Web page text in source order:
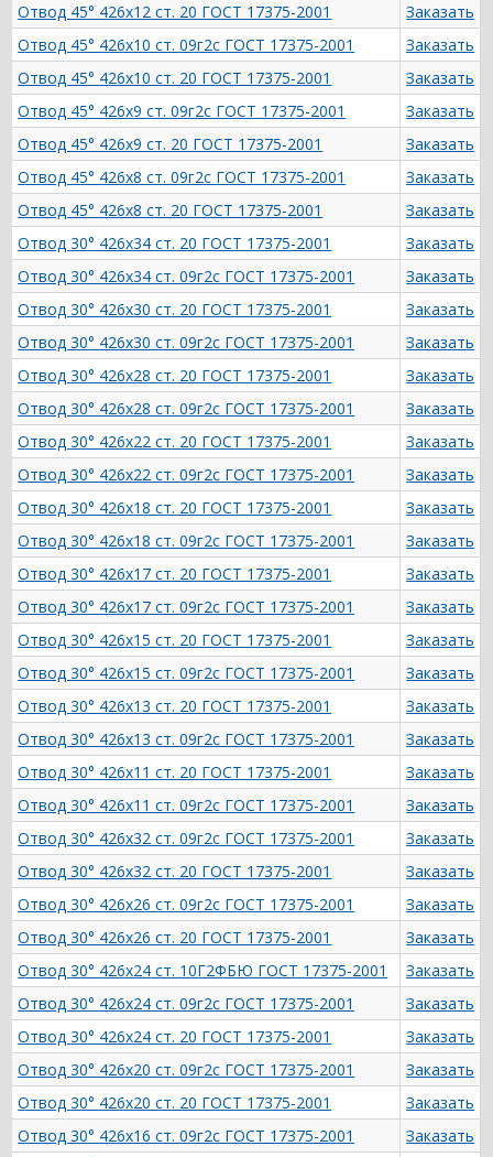
Отвод 45° 426х12 ст. 20 ГОСТ 17375-2001
Заказать
Отвод 45° 426х10 ст. 09г2с ГОСТ 17375-2001
Заказать
Отвод 45° 426х10 ст. 20 ГОСТ 17375-2001
Заказать
Отвод 45° 426х9 ст. 09г2с ГОСТ 17375-2001
Заказать
Отвод 45° 426х9 ст. 20 ГОСТ 17375-2001
Заказать
Отвод 45° 426х8 ст. 09г2с ГОСТ 17375-2001
Заказать
Отвод 45° 426х8 ст. 20 ГОСТ 17375-2001
Заказать
Отвод 30° 426х34 ст. 20 ГОСТ 17375-2001
Заказать
Отвод 30° 426х34 ст. 09г2с ГОСТ 17375-2001
Заказать
Отвод 30° 426х30 ст. 20 ГОСТ 17375-2001
Заказать
Отвод 30° 426х30 ст. 09г2с ГОСТ 17375-2001
Заказать
Отвод 30° 426х28 ст. 20 ГОСТ 17375-2001
Заказать
Отвод 30° 426х28 ст. 09г2с ГОСТ 17375-2001
Заказать
Отвод 30° 426х22 ст. 20 ГОСТ 17375-2001
Заказать
Отвод 30° 426х22 ст. 09г2с ГОСТ 17375-2001
Заказать
Отвод 30° 426х18 ст. 20 ГОСТ 17375-2001
Заказать
Отвод 30° 426х18 ст. 09г2с ГОСТ 17375-2001
Заказать
Отвод 30° 426х17 ст. 20 ГОСТ 17375-2001
Заказать
Отвод 30° 426х17 ст. 09г2с ГОСТ 17375-2001
Заказать
Отвод 30° 426х15 ст. 20 ГОСТ 17375-2001
Заказать
Отвод 30° 426х15 ст. 09г2с ГОСТ 17375-2001
Заказать
Отвод 30° 426х13 ст. 20 ГОСТ 17375-2001
Заказать
Отвод 30° 426х13 ст. 09г2с ГОСТ 17375-2001
Заказать
Отвод 30° 426х11 ст. 20 ГОСТ 17375-2001
Заказать
Отвод 30° 426х11 ст. 09г2с ГОСТ 17375-2001
Заказать
Отвод 30° 426х32 ст. 09г2с ГОСТ 17375-2001
Заказать
Отвод 30° 426х32 ст. 20 ГОСТ 17375-2001
Заказать
Отвод 30° 426х26 ст. 09г2с ГОСТ 17375-2001
Заказать
Отвод 30° 426х26 ст. 20 ГОСТ 17375-2001
Заказать
Отвод 30° 426х24 ст. 10Г2ФБЮ ГОСТ 17375-2001
Заказать
Отвод 30° 426х24 ст. 09г2с ГОСТ 17375-2001
Заказать
Отвод 30° 426х24 ст. 20 ГОСТ 17375-2001
Заказать
Отвод 30° 426х20 ст. 09г2с ГОСТ 17375-2001
Заказать
Отвод 30° 426х20 ст. 20 ГОСТ 17375-2001
Заказать
Отвод 30° 426х16 ст. 09г2с ГОСТ 17375-2001
Заказать